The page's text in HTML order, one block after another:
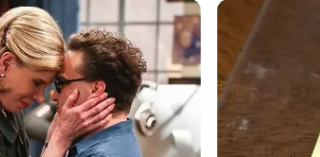
2565
30
He
GLYCOGEN SUPPORT
Eat This Daily To Keep Sugar Below
100